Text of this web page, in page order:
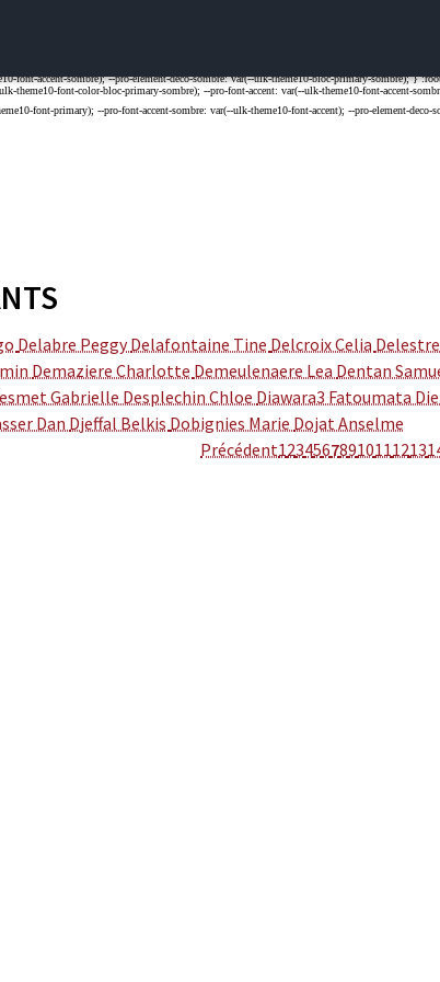
Delabre PeggyDelafontaine Tine Delcroix Celia
Demaziere Charlotte Demeulenaere Lea Dentan
Gabrielle Desplechin Chloe Diawara3 Fatoumata
Dan Djeffal Belkis Dobignies Marie Dojat Anselme
Précédent12345678910111213